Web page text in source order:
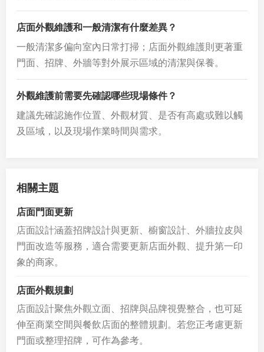
店面外觀維護和一般清潔有什麼差異？
一般清潔多偏向室內日常打掃；店面外觀維護則更著重
門面、招牌、外牆等對外展示區域的清潔與保養。
外觀維護前需要先確認哪些現場條件？
建議先確認施作位置、外觀材質、是否有高處或難以觸
及區域，以及現場作業時間與需求。
相關主題
店面門面更新
店面設計涵蓋招牌設計與更新、櫥窗設計、外牆拉皮與
門面改造等服務，適合需要更新店面外觀、提升第一印
象的商家。
店面外觀規劃
店面設計聚焦外觀立面、招牌與品牌視覺整合，也可延
伸至商業空間與餐飲店面的整體規劃。若您正考慮更新
門面或整理招牌，可作為參考。